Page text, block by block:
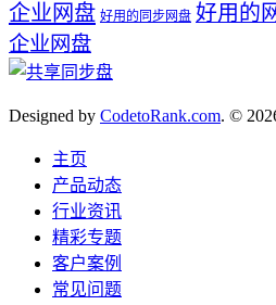
企业网盘 好用的同步网盘 好用的
企业网盘
Designed by CodetoRank.com. ©
主页
产品动态
行业资讯
精彩专题
客户案例
常见问题